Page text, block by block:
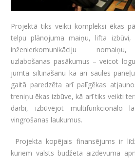
Projektā tiks veikti kompleksi ēkas
telpu plānojuma maiņu, lifta
inženierkomunikāciju nomaiņu,
uzlabošanas pasākumus – veicot
jumta siltināšanu kā arī saules
gaitā paredzēta arī palīgēkas
treniņu ēkas izbūve, kā arī tiks veikti
darbi, izbūvējot multifunkcionālo
vingrošanas laukumus.
Projekta kopējais finansējums ir
kuriem valsts budžeta aizdevuma